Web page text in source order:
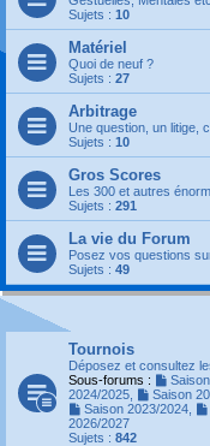
Sujets : 10
Matériel
Quoi de neuf ?
Sujets : 27
Arbitrage
Une question, un litige,
Sujets : 10
Gros Scores
Les 300 et autres
Sujets : 291
La vie du Forum
Posez vos questions
Sujets : 49
Tournois
Déposez et consultez
Sous-forums :
2024/2025
Saison
Saison 2023/2024,
2026/2027
Sujets : 842